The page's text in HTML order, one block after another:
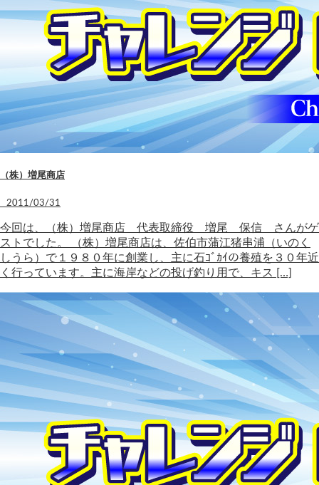
（株）増尾商店
2011/03/31
今回は、（株）増尾商店 代表取締役 増尾 保信 さんがゲ
ストでした。 （株）増尾商店は、佐伯市蒲江猪串浦（いのく
しうら）で１９８０年に創業し、主に石ｺﾞｶｲの養殖を３０年近
く行っています。主に海岸などの投げ釣り用で、キス […]